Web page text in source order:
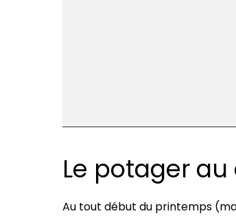
Le potager
Au tout début du printemps